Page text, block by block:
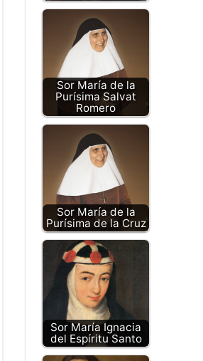
Sor María de la
Purísima Salvat
Romero
Sor María de la
Purísima de la Cruz
Sor María Ignacia
del Espíritu Santo